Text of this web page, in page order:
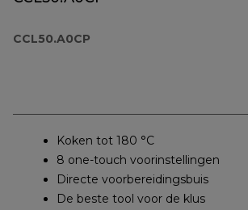
CCL50.A0CP
Koken tot 180 °C
8 one-touch voorinstellingen
Directe voorbereidingsbuis
De beste tool voor de klus